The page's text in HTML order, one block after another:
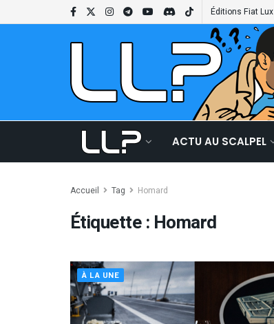
Éditions Fiat Lux
ACTU AU SCALPEL
Accueil Tag Homard
Étiquette : Homard
À LA UNE